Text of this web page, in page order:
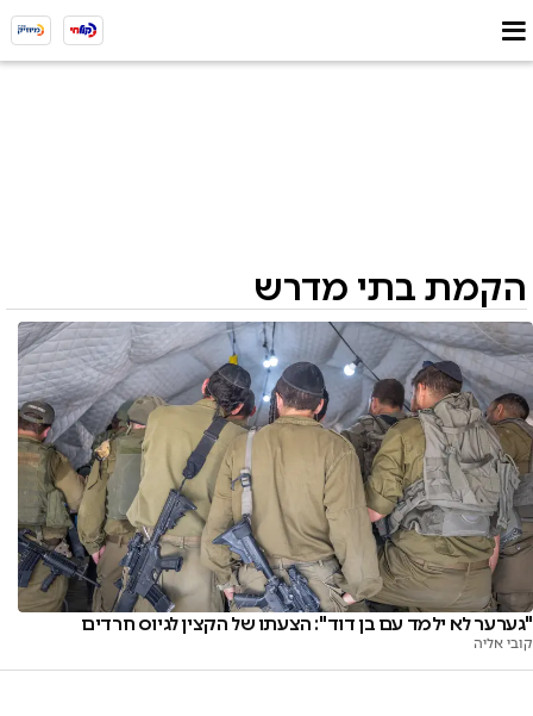
הקמת בתי מדרש
"גערער לא ילמד עם בן דוד": הצעתו של הקצין לגיוס חרדים
קובי אליה